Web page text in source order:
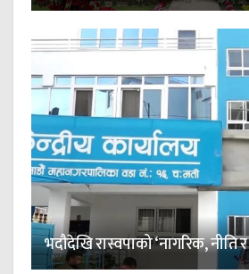
भदौदेखि रास्वपाको ‘नागरिक, नीति